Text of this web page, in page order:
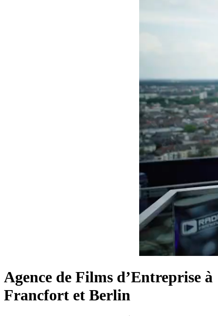
Agence de Films d’Entreprise à
Francfort et Berlin